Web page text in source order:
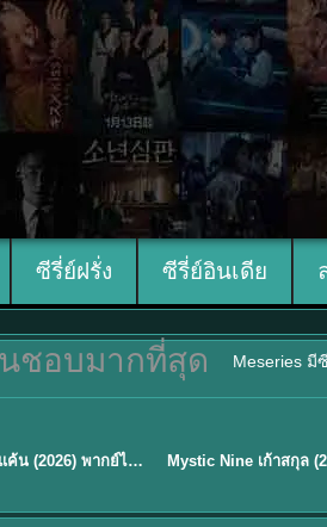
ซีรี่ย์ฝรั่ง ซีรี่ย์อินเดีย
ชอบมากที่สุด Meseries มี
Reborn Rookie มือใหม่หัดแค้น (2026) พากย์ไทย ซับไทย EP.1-12 ★9